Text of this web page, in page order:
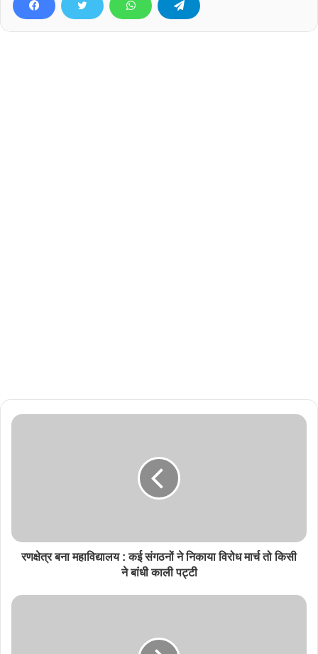
रणक्षेत्र बना महाविद्यालय : कई संगठनों ने निकाया विरोध मार्च तो किसी
ने बांधी काली पट्टी